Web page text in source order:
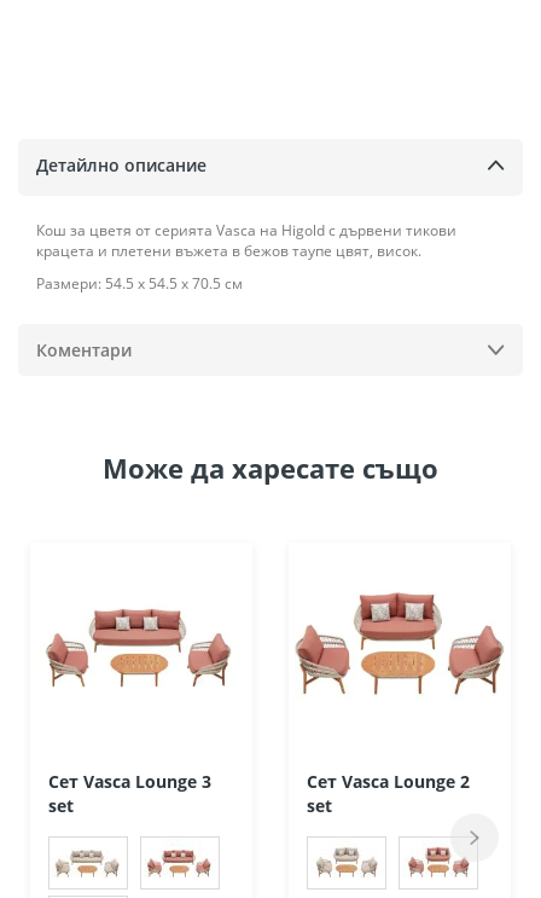
Детайлно описание
Кош за цветя от серията Vasca на Higold с дървени тикови
крацета и плетени въжета в бежов таупе цвят, висок.
Размери: 54.5 х 54.5 х 70.5 см
Коментари
Може да харесате също
Сет Vasca Lounge 3
set
Сет Vasca Lounge 2
set